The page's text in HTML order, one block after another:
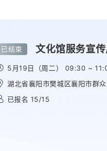
已结束 文化馆服务宣
5月19日（周二） 09:30 ~
湖北省襄阳市樊城区襄阳市群
已报名 15/15